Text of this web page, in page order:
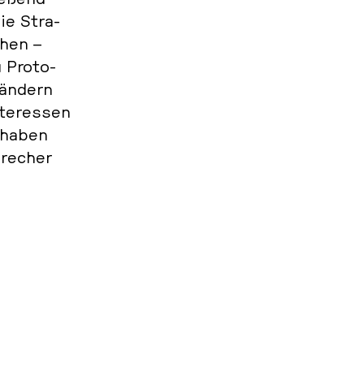
Stra­
–
Pro­to­